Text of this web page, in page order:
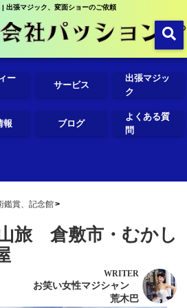
出張マジック、変面ショーのご依頼
ー
サービス
出張マジッ
ク
報 ブログ
よくある質
問
鑑賞、記念館
旅 倉敷市・むかし
WRITER
お笑い女性マジシャン
荒木巴